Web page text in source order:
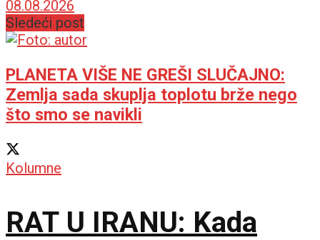
08.08.2026
Sledeći post
PLANETA VIŠE NE GREŠI SLUČAJNO:
Zemlja sada skuplja toplotu brže nego
što smo se navikli
Kolumne
RAT U IRANU: Kada